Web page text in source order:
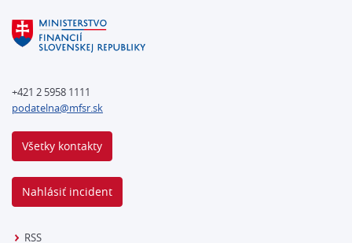
+421 2 5958 1111
podatelna@mfsr.sk
Všetky kontakty
Nahlásiť incident
RSS